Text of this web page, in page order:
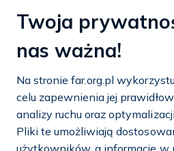
tel.:22 651 88 03
22 858 26 39
tel.:22 642 22 91
e-mail:info@far.org.pl
Twoja
nas ważna!
Na stronie far.org.pl
celu zapewnienia jej
analizy ruchu oraz
Pliki te umożliwiają
użytkowników, a informacje w